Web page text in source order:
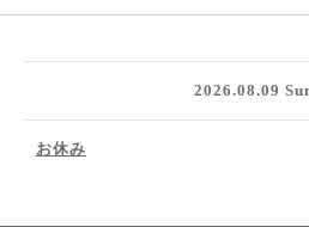
2026.08.09
お休み